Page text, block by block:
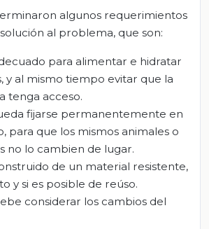
algunos requerimientos
al problema, que son:
para alimentar e hidratar
y al mismo tiempo evitar que la
tenga acceso.
fijarse permanentemente en
para que los mismos animales o
no lo cambien de lugar.
de un material resistente,
y si es posible de reúso.
considerar los cambios del